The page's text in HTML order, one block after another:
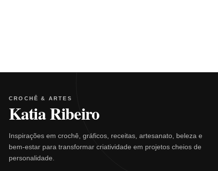
CROCHÊ & ARTES
Katia Ribeiro
Inspirações em crochê, gráficos, receitas, artesanato, beleza e
bem-estar para transformar criatividade em projetos cheios de
personalidade.